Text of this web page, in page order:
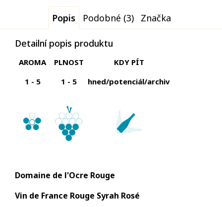
Popis Podobné (3) Značka
Detailní popis produktu
AROMA
1 - 5
PLNOST
1 - 5
KDY PÍT
hned/potenciál/archiv
Domaine de l'Ocre Rouge
Vin de France Rouge Syrah Rosé